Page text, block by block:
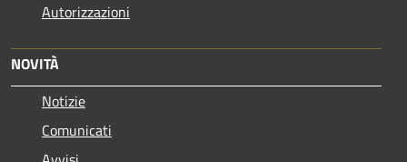
Autorizzazioni
NOVITÀ
Notizie
Comunicati